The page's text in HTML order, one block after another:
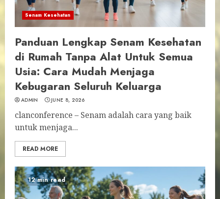
Senam Kesehatan
Panduan Lengkap Senam Kesehatan
di Rumah Tanpa Alat Untuk Semua
Usia: Cara Mudah Menjaga
Kebugaran Seluruh Keluarga
ADMIN JUNE 8, 2026
clanconference – Senam adalah cara yang baik
untuk menjaga...
READ MORE
12 min read